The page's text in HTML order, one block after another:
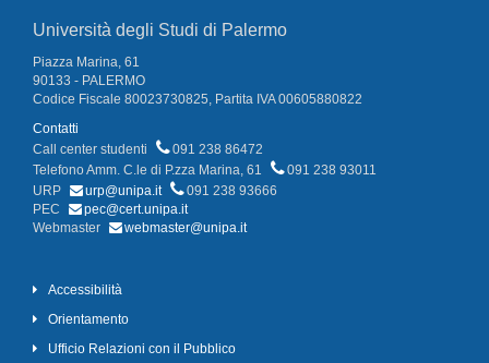
Università degli Studi di Palermo
Piazza Marina, 61
90133 - PALERMO
Codice Fiscale 80023730825, Partita IVA 00605880822
Contatti
Call center studenti
091 238 86472
Telefono Amm. C.le di P.zza Marina, 61
091 238 93011
URP
urp@unipa.it
091 238 93666
PEC
pec@cert.unipa.it
Webmaster
webmaster@unipa.it
Accessibilità
Orientamento
Ufficio Relazioni con il Pubblico